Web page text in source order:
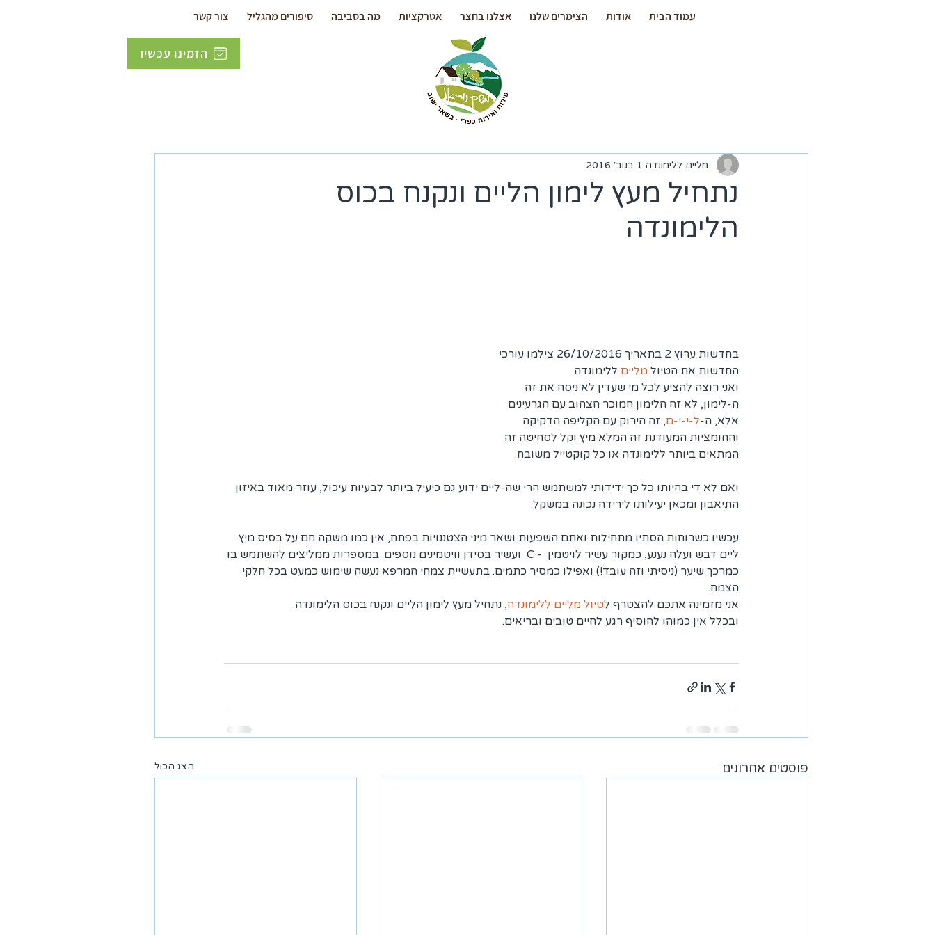
עמוד הבית אודות הצימרים שלנו אצלנו בחצר אטרקציות מה בסביבה סיפורים מהגליל צור קשר
הזמינו עכשיו
נתחיל מעץ לימון הליים ונקנח בכוס
הלימונדה
מליים ללימונדה 1 בנוב׳ 2016
בחדשות ערוץ 2 בתאריך 26/10/2016 צילמו עורכי
החדשות את הטיול מליים ללימונדה.
ואני רוצה להציע לכל מי שעדין לא ניסה את זה
ה-לימון, לא זה הלימון המוכר הצהוב עם הגרעינים
אלא, ה-ל-י-י-ם, זה הירוק עם הקליפה הדקיקה
והחומציות המעודנת זה המלא מיץ וקל לסחיטה זה
המתאים ביותר ללימונדה או כל קוקטייל משובח.
ואם לא די בהיותו כל כך ידידותי למשתמש הרי שה-ליים ידוע גם כיעיל ביותר לבעיות עיכול, עוזר מאוד באיזון
התיאבון ומכאן יעילותו לירידה נכונה במשקל.
עכשיו כשרוחות הסתיו מתחילות ואתם השפעות ושאר מיני הצטננויות בפתח, אין כמו משקה חם על בסיס מיץ
ליים דבש ועלה נענע, כמקור עשיר לויטמין  - C  ועשיר בסידן וויטמינים נוספים. במספרות ממליצים להשתמש בו
כמרכך שיער (ניסיתי וזה עובד!) ואפילו כמסיר כתמים. בתעשיית צמחי המרפא נעשה שימוש כמעט בכל חלקי
הצמח.
אני מזמינה אתכם להצטרף לטיול מליים ללימונדה, נתחיל מעץ לימון הליים ונקנח בכוס הלימונדה.
ובכלל אין כמוהו להוסיף רגע לחיים טובים ובריאים.
פוסטים אחרונים הצג הכול